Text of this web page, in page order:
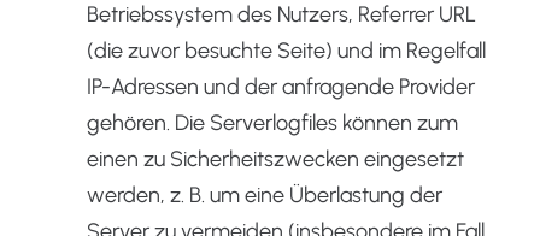
Betriebssystem des Nutzers, Referrer URL
(die zuvor besuchte Seite) und im Regelfall
IP-Adressen und der anfragende Provider
gehören. Die Serverlogfiles können zum
einen zu Sicherheitszwecken eingesetzt
werden, z. B. um eine Überlastung der